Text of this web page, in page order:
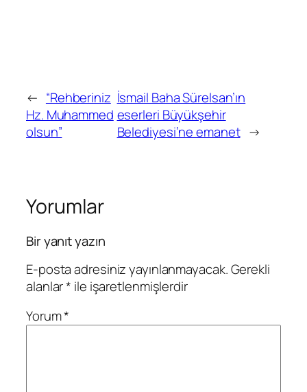
← “Rehberiniz
Hz. Muhammed
olsun”
İsmail Baha Sürelsan’ın
eserleri Büyükşehir
Belediyesi’ne emanet →
Yorumlar
Bir yanıt yazın
E-posta adresiniz yayınlanmayacak.Gerekli
alanlar* ile işaretlenmişlerdir
Yorum*